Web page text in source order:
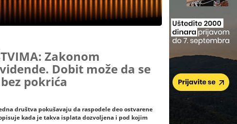
Zakonom
Dobit može da se
pokrića
društva pokušavaju da raspodele deo ostvarene
kada je takva isplata dozvoljena i pod kojim